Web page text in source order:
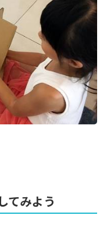
てみよう